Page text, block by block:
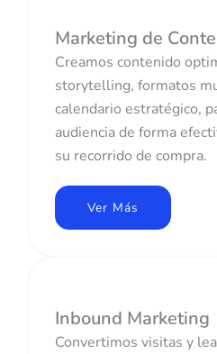
Marketing de
Creamos contenido
storytelling, formatos
calendario estratégico,
audiencia de forma
su recorrido de compra.
Ver Más
Inbound Marketing
Convertimos visitas y